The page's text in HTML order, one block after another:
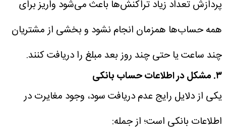
پردازش تعداد زیاد تراکنش‌ها باعث می‌شود واریز برای
همه حساب‌ها همزمان انجام نشود و بخشی از مشتریان
چند ساعت یا حتی چند روز بعد مبلغ را دریافت کنند.
۳. مشکل در اطلاعات حساب بانکی
یکی از دلایل رایج عدم دریافت سود، وجود مغایرت در
اطلاعات بانکی است؛ از جمله: